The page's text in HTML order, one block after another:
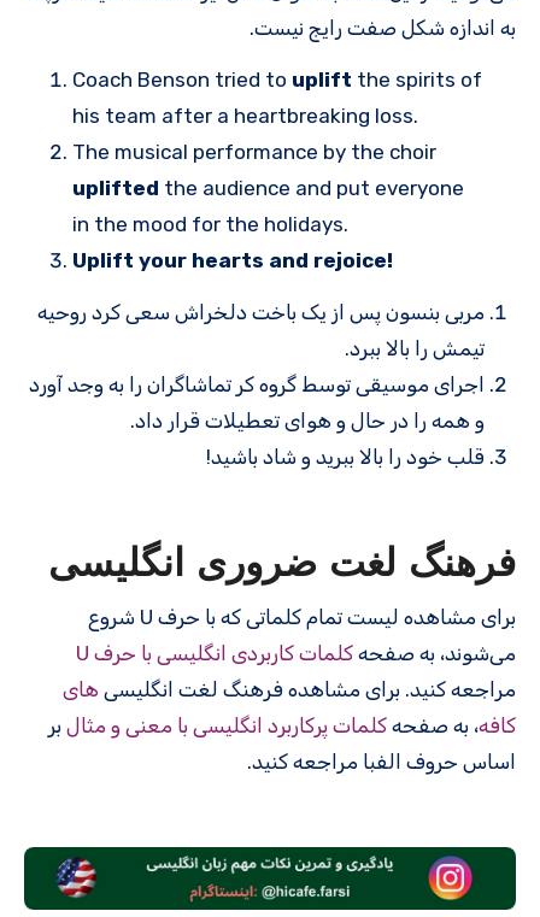
به اندازه شکل صفت رایج نیست.
Coach Benson tried to uplift the spirits of
his team after a heartbreaking loss.
The musical performance by the choir
uplifted the audience and put everyone
in the mood for the holidays.
Uplift your hearts and rejoice!
مربی بنسون پس از یک باخت دلخراش سعی کرد روحیه
تیمش را بالا ببرد.
اجرای موسیقی توسط گروه کر تماشاگران را به وجد آورد
و همه را در حال و هوای تعطیلات قرار داد.
قلب خود را بالا ببرید و شاد باشید!
فرهنگ لغت ضروری انگلیسی
برای مشاهده لیست تمام کلماتی که با حرف U شروع
می‌شوند، به صفحه کلمات کاربردی انگلیسی با حرف U
مراجعه کنید. برای مشاهده فرهنگ لغت انگلیسی های
کافه، به صفحه کلمات پرکاربرد انگلیسی با معنی و مثال بر
اساس حروف الفبا مراجعه کنید.